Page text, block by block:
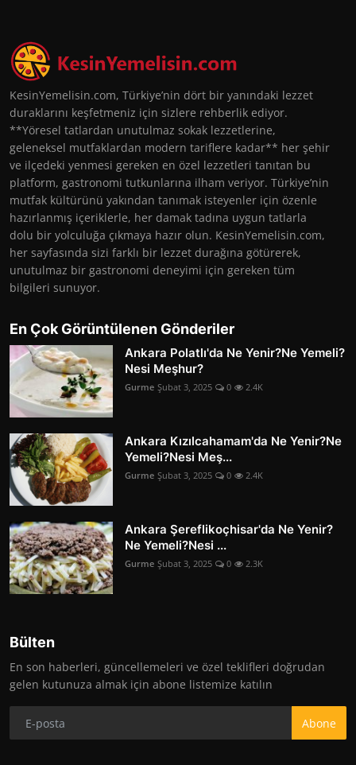
KesinYemelisin.com, Türkiye’nin dört bir yanındaki lezzet
duraklarını keşfetmeniz için sizlere rehberlik ediyor.
**Yöresel tatlardan unutulmaz sokak lezzetlerine,
geleneksel mutfaklardan modern tariflere kadar** her şehir
ve ilçedeki yenmesi gereken en özel lezzetleri tanıtan bu
platform, gastronomi tutkunlarına ilham veriyor. Türkiye’nin
mutfak kültürünü yakından tanımak isteyenler için özenle
hazırlanmış içeriklerle, her damak tadına uygun tatlarla
dolu bir yolculuğa çıkmaya hazır olun. KesinYemelisin.com,
her sayfasında sizi farklı bir lezzet durağına götürerek,
unutulmaz bir gastronomi deneyimi için gereken tüm
bilgileri sunuyor.
En Çok Görüntülenen Gönderiler
Ankara Polatlı'da Ne Yenir?Ne Yemeli?
Nesi Meşhur?
Gurme Şubat 3, 2025 0 2.4K
Ankara Kızılcahamam'da Ne Yenir?Ne
Yemeli?Nesi Meş...
Gurme Şubat 3, 2025 0 2.4K
Ankara Şereflikoçhisar'da Ne Yenir?
Ne Yemeli?Nesi ...
Gurme Şubat 3, 2025 0 2.3K
Bülten
En son haberleri, güncellemeleri ve özel teklifleri doğrudan
gelen kutunuza almak için abone listemize katılın
Abone